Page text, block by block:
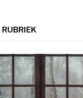
RUBRIEK